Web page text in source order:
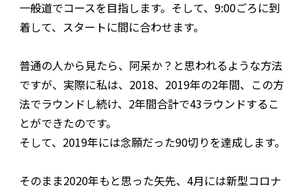
一般道でコースを目指します。そして、9:00ごろに到
着して、スタートに間に合わせます。
普通の人から見たら、阿呆か？と思われるような方法
ですが、実際に私は、2018、2019年の2年間、この方
法でラウンドし続け、2年間合計で43ラウンドするこ
とができたのです。
そして、2019年には念願だった90切りを達成します。
そのまま2020年もと思った矢先、4月には新型コロナ